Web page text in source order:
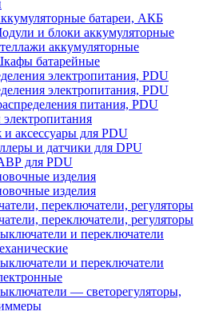
батареи, АКБ
и блоки аккумуляторные
аккумуляторные
батарейные
электропитания, PDU
электропитания, PDU
питания, PDU
аксессуары для PDU
и датчики для DPU
для PDU
изделия
изделия
переключатели, регуляторы
переключатели, регуляторы
и переключатели
и переключатели
— светорегуляторы,